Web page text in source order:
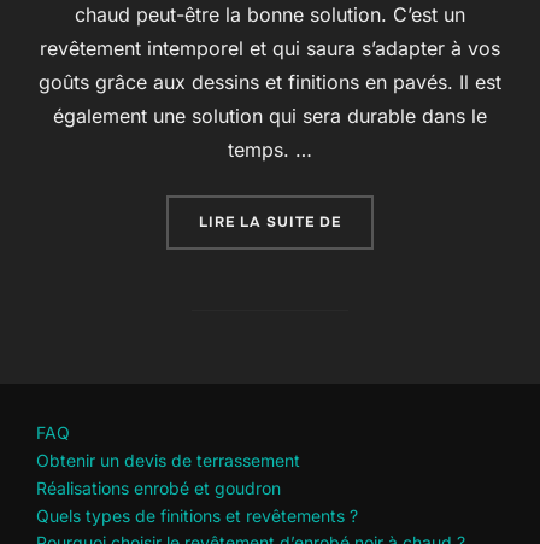
chaud peut-être la bonne solution. C’est un
revêtement intemporel et qui saura s’adapter à vos
goûts grâce aux dessins et finitions en pavés. Il est
également une solution qui sera durable dans le
temps. …
LIRE LA SUITE DE
FAQ
Obtenir un devis de terrassement
Réalisations enrobé et goudron
Quels types de finitions et revêtements ?